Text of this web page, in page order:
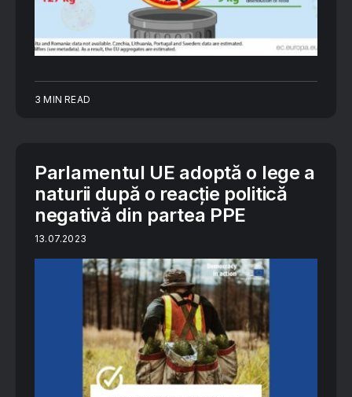
3 MIN READ
Parlamentul UE adoptă o lege a
naturii după o reacție politică
negativă din partea PPE
13.07.2023